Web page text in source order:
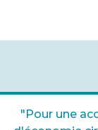
"Pour une